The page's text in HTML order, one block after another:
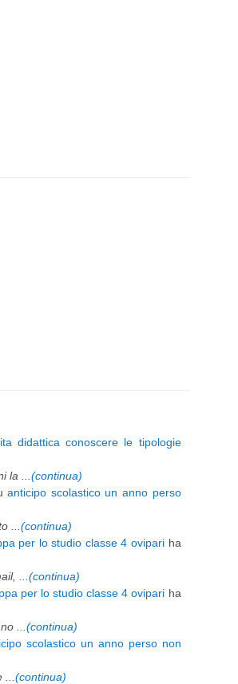
didattica conoscere le tipologie
la ... (continua)
anticipo scolastico un anno perso
... (continua)
per lo studio classe 4 ovipariha
... (continua)
per lo studio classe 4 ovipari ha
... (continua)
scolastico un anno perso non
(continua)